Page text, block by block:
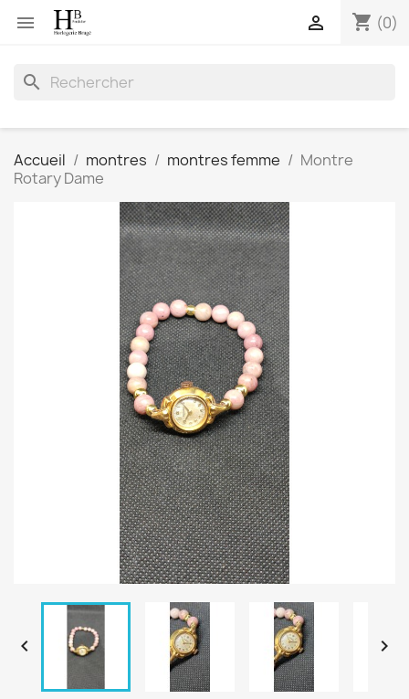
 shopping_cart (0)

search
Accueil montres montres femme
Montre
Rotary Dame
 